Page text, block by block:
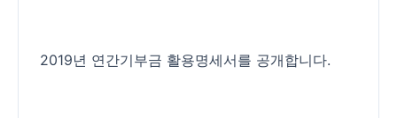
2019년 연간기부금 활용명세서를 공개합니다.